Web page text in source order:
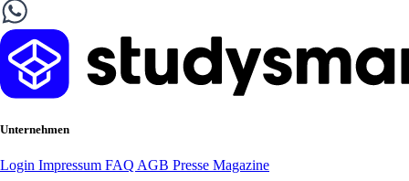
Unternehmen
Login Impressum FAQ AGB Presse Magazine